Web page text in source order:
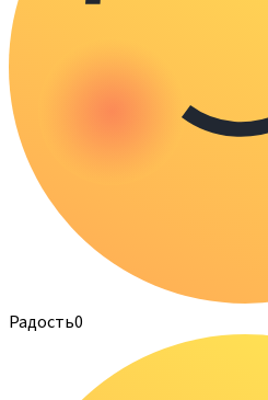
Радость0